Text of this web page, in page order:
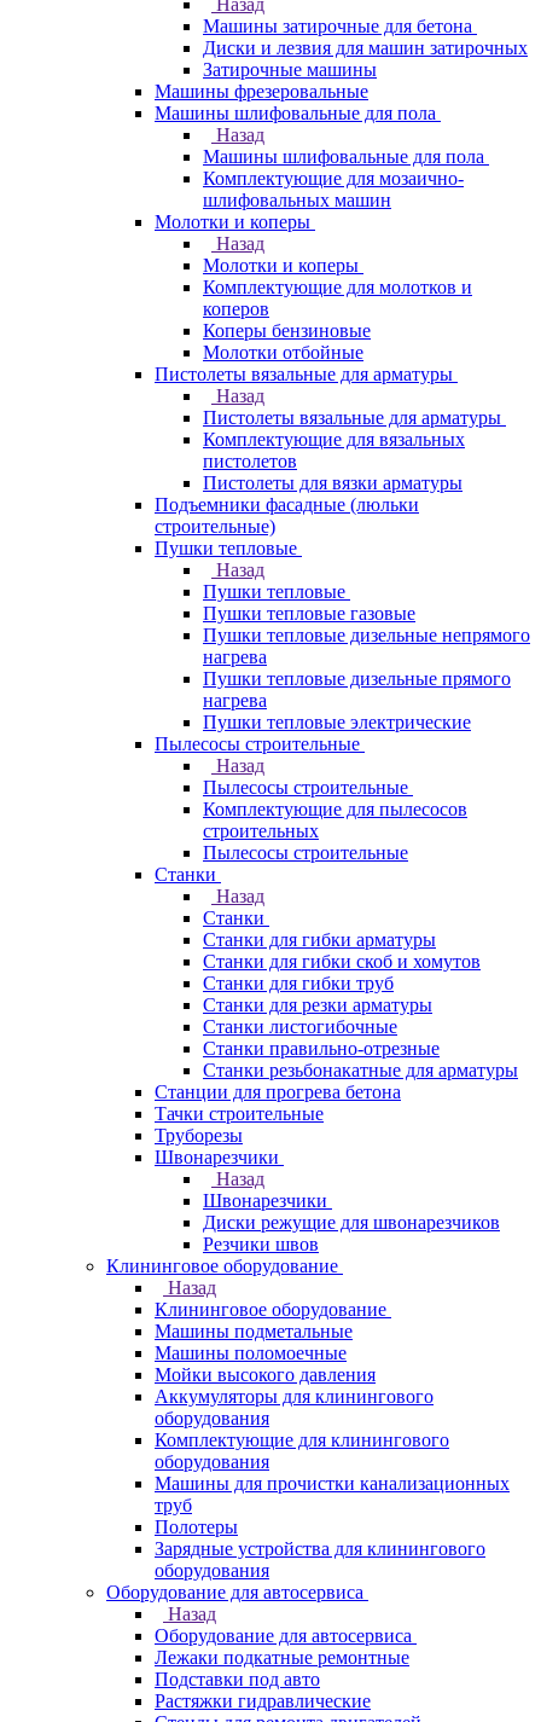
Назад
Машины затирочные для бетона
Диски и лезвия для машин затирочных
Затирочные машины
Машины фрезеровальные
Машины шлифовальные для пола
Назад
Машины шлифовальные для пола
Комплектующие для мозаично-
шлифовальных машин
Молотки и коперы
Назад
Молотки и коперы
Комплектующие для молотков и
коперов
Коперы бензиновые
Молотки отбойные
Пистолеты вязальные для арматуры
Назад
Пистолеты вязальные для арматуры
Комплектующие для вязальных
пистолетов
Пистолеты для вязки арматуры
Подъемники фасадные (люльки
строительные)
Пушки тепловые
Назад
Пушки тепловые
Пушки тепловые газовые
Пушки тепловые дизельные непрямого
нагрева
Пушки тепловые дизельные прямого
нагрева
Пушки тепловые электрические
Пылесосы строительные
Назад
Пылесосы строительные
Комплектующие для пылесосов
строительных
Пылесосы строительные
Станки
Назад
Станки
Станки для гибки арматуры
Станки для гибки скоб и хомутов
Станки для гибки труб
Станки для резки арматуры
Станки листогибочные
Станки правильно-отрезные
Станки резьбонакатные для арматуры
Станции для прогрева бетона
Тачки строительные
Труборезы
Швонарезчики
Назад
Швонарезчики
Диски режущие для швонарезчиков
Резчики швов
Клининговое оборудование
Назад
Клининговое оборудование
Машины подметальные
Машины поломоечные
Мойки высокого давления
Аккумуляторы для клинингового
оборудования
Комплектующие для клинингового
оборудования
Машины для прочистки канализационных
труб
Полотеры
Зарядные устройства для клинингового
оборудования
Оборудование для автосервиса
Назад
Оборудование для автосервиса
Лежаки подкатные ремонтные
Подставки под авто
Растяжки гидравлические